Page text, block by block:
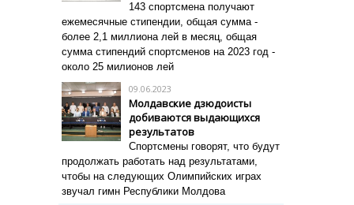
143 спортсмена получают
ежемесячные стипендии, общая сумма -
более 2,1 миллиона лей в месяц, общая
сумма стипендий спортсменов на 2023 год -
около 25 милионов лей
09.06.2023
Молдавские дзюдоисты
добиваются выдающихся
результатов
Спортсмены говорят, что будут
продолжать работать над результатами,
чтобы на следующих Олимпийских играх
звучал гимн Республики Молдова